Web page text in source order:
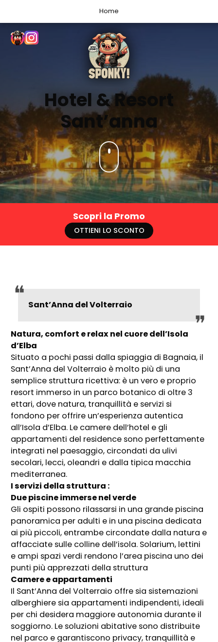
Home
Hotel & Resort
Sant’anna
Scopri la Promo
OTTIENI LO SCONTO
Sant’Anna del Volterraio
Natura, comfort e relax nel cuore dell’Isola
d’Elba
Situato a pochi passi dalla spiaggia di Bagnaia, il
Sant’Anna del Volterraio è molto più di una
semplice struttura ricettiva: è un vero e proprio
resort immerso in un parco botanico di oltre 3
ettari, dove natura, tranquillità e servizi si
fondono per offrire un’esperienza autentica
all’Isola d’Elba. Le camere dell’hotel e gli
appartamenti del residence sono perfettamente
integrati nel paesaggio, circondati da ulivi
secolari, lecci, oleandri e dalla tipica macchia
mediterranea.
I servizi della struttura :
Due piscine immerse nel verde
Gli ospiti possono rilassarsi in una grande piscina
panoramica per adulti e in una piscina dedicata
ai più piccoli, entrambe circondate dalla natura e
affacciate sulle colline dell’isola. Solarium, lettini
e ampi spazi verdi rendono l’area piscina uno dei
punti più apprezzati della struttura
Camere e appartamenti
Il Sant’Anna del Volterraio offre sia sistemazioni
alberghiere sia appartamenti indipendenti, ideali
per chi desidera maggiore autonomia durante il
soggiorno. Le soluzioni abitative sono distribuite
nel parco e garantiscono privacy, tranquillità e